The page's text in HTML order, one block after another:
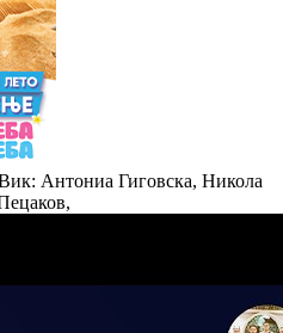
Антониа Гиговска, Никола